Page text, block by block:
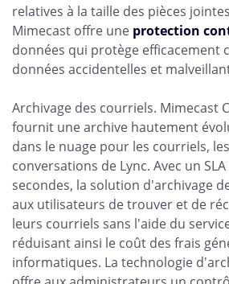
relatives à la taille des pièces
Mimecast offre une protection
données qui protège efficacement
données accidentelles et
Archivage des courriels. Mimecast
fournit une archive hautement
dans le nuage pour les courriels,
conversations de Lync. Avec un
secondes, la solution d'archivage
aux utilisateurs de trouver et de
leurs courriels sans l'aide du
réduisant ainsi le coût des frais
informatiques. La technologie